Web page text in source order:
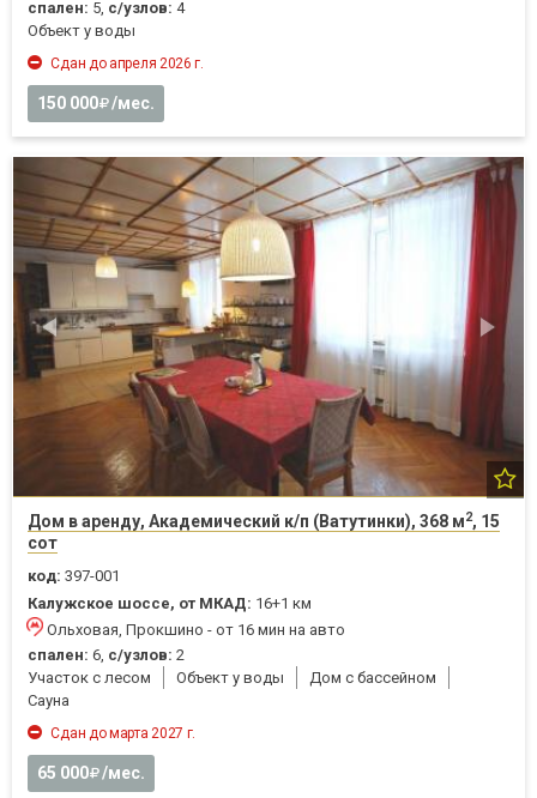
спален: 5, с/узлов: 4
Объект у воды
Сдан до апреля 2026 г.
150 000 /мес.
Дом в аренду, Академический к/п (Ватутинки), 368 м2, 15
сот
код: 397-001
Калужское шоссе, от МКАД: 16+1 км
Ольховая, Прокшино - от 16 мин на авто
спален: 6, с/узлов: 2
Участок с лесом
Объект у воды
Дом с бассейном
Cауна
Сдан до марта 2027 г.
65 000 /мес.